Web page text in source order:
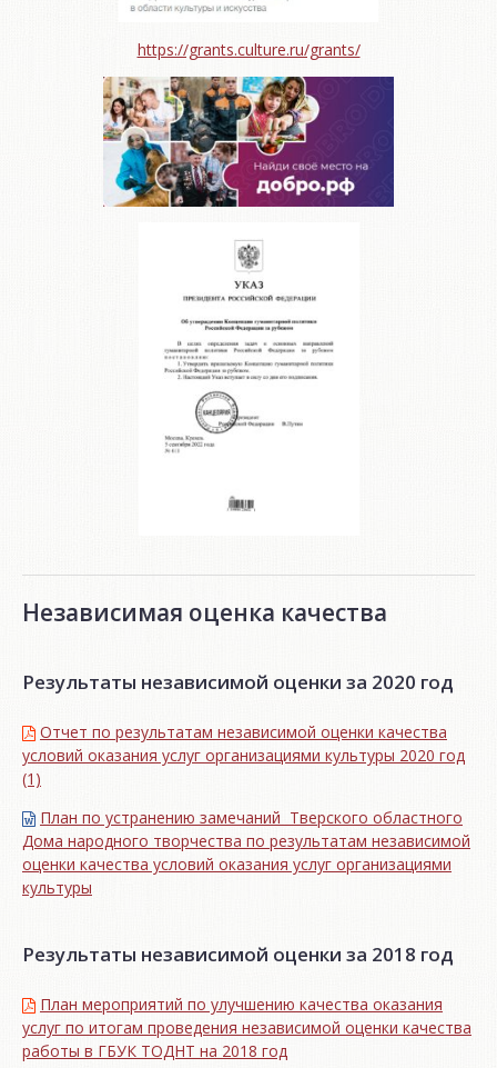
https://grants.culture.ru/grants/
Независимая оценка качества
Результаты независимой оценки за 2020 год
Отчет по результатам независимой оценки качества
условий оказания услуг организациями культуры 2020 год
(1)
План по устранению замечаний Тверского областного
Дома народного творчества по результатам независимой
оценки качества условий оказания услуг организациями
культуры
Результаты независимой оценки за 2018 год
План мероприятий по улучшению качества оказания
услуг по итогам проведения независимой оценки качества
работы в ГБУК ТОДНТ на 2018 год